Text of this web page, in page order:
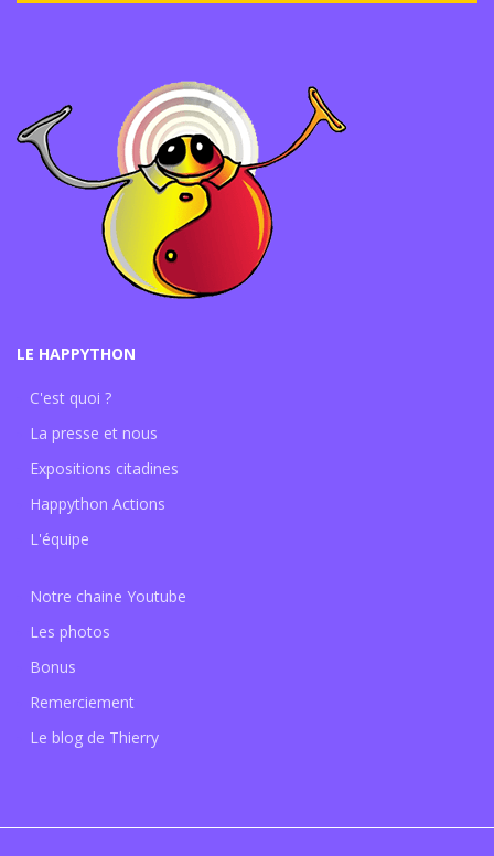
LE HAPPYTHON
C'est quoi ?
La presse et nous
Expositions citadines
Happython Actions
L'équipe
Notre chaine Youtube
Les photos
Bonus
Remerciement
Le blog de Thierry